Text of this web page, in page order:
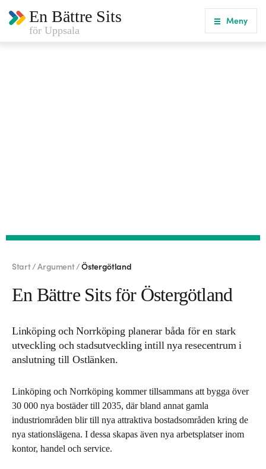
En Bättre Sits
för Uppsala
Meny
Start /Argument /Östergötland
En Bättre Sits för Östergötland
Linköping och Norrköping planerar båda för en stark
utveckling och stadsutveckling intill nya resecentrum i
anslutning till Ostlänken.
Linköping och Norrköping kommer tillsammans att bygga över
30 000 nya bostäder till 2035, där bland annat gamla
industriområden blir till nya attraktiva bostadsområden kring de
nya stationslägena. I dessa skapas även nya arbetsplatser inom
kontor, handel och service.